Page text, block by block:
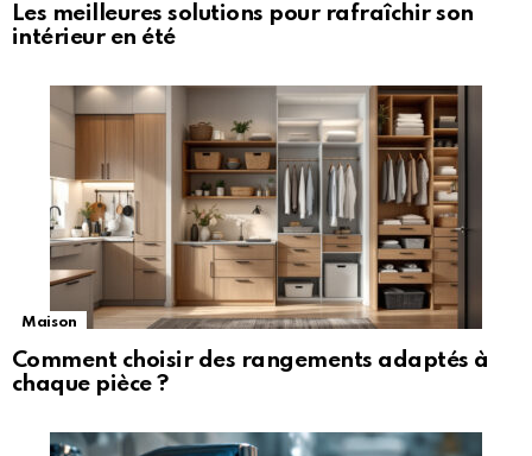
Les meilleures solutions pour rafraîchir son
intérieur en été
Maison
Comment choisir des rangements adaptés à
chaque pièce ?